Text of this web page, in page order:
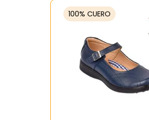
100% CUERO